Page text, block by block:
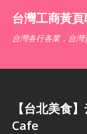
台灣工商黃
台灣各行各業，台灣
【台北美食
Cafe